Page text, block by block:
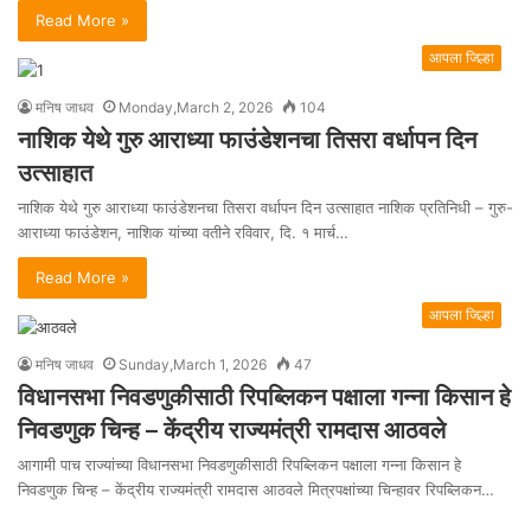
Read More »
आपला जिल्हा
मनिष जाधव Monday,March 2, 2026 104
नाशिक येथे गुरु आराध्या फाउंडेशनचा तिसरा वर्धापन दिन
उत्साहात
नाशिक येथे गुरु आराध्या फाउंडेशनचा तिसरा वर्धापन दिन उत्साहात नाशिक प्रतिनिधी – गुरु-
आराध्या फाउंडेशन, नाशिक यांच्या वतीने रविवार, दि. १ मार्च…
Read More »
आपला जिल्हा
मनिष जाधव Sunday,March 1, 2026 47
विधानसभा निवडणुकीसाठी रिपब्लिकन पक्षाला गन्ना किसान हे
निवडणुक चिन्ह – केंद्रीय राज्यमंत्री रामदास आठवले
आगामी पाच राज्यांच्या विधानसभा निवडणुकीसाठी रिपब्लिकन पक्षाला गन्ना किसान हे
निवडणुक चिन्ह – केंद्रीय राज्यमंत्री रामदास आठवले मित्रपक्षांच्या चिन्हावर रिपब्लिकन…